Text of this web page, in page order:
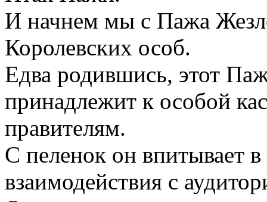
И начнем мы с Пажа
Королевских особ.
Едва родившись, этот
принадлежит к особой
правителям.
С пеленок он впитывает
взаимодействия с